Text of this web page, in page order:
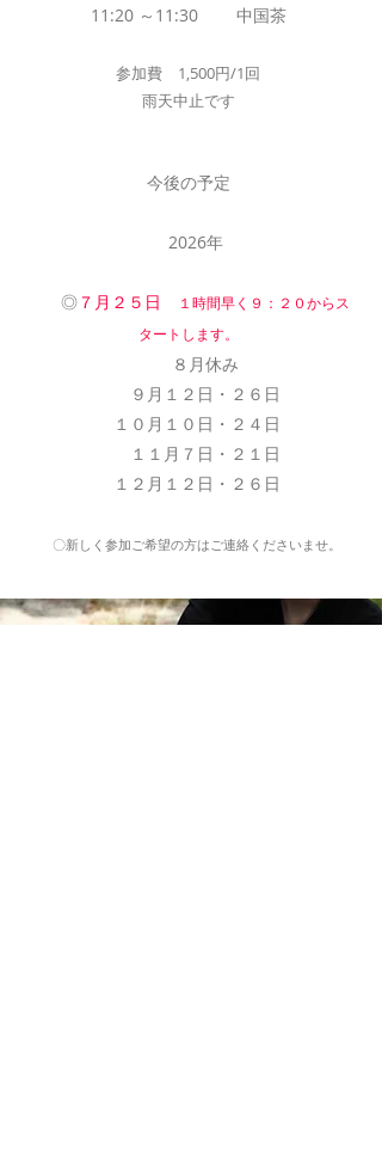
11:20 ～11:30 中国茶
参加費 1,500円/1回
​雨天中止です
今後の予定
2026年
◎７月２５日
１時間早く９：２０からス
タートします。
８月休み
９月１２日・２６日
１０月１０日・２４日
１１月７日・２１日
１２月１２日・２６日
〇新しく参加ご希望の方はご連絡くださいませ。